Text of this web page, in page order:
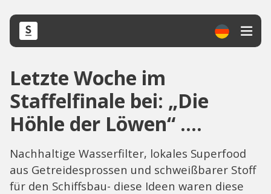
Letzte Woche im
Staffelfinale bei: „Die
Höhle der Löwen“ ….
Nachhaltige Wasserfilter, lokales Superfood
aus Getreidesprossen und schweißbarer Stoff
für den Schiffsbau- diese Ideen waren diese